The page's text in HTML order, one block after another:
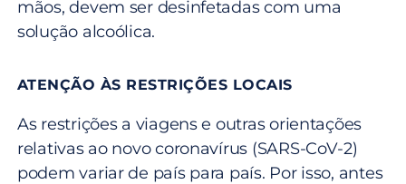
mãos, devem ser desinfetadas com uma
solução alcoólica.
ATENÇÃO ÀS RESTRIÇÕES LOCAIS
As restrições a viagens e outras orientações
relativas ao novo coronavírus (SARS-CoV-2)
podem variar de país para país. Por isso, antes